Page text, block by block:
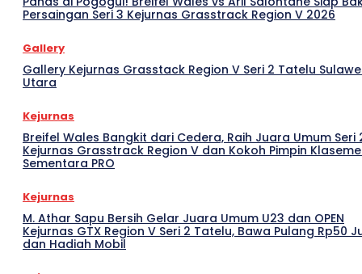
Persaingan Seri 3 Kejurnas Grasstrack Region V 2026
Gallery
Gallery Kejurnas Grasstack Region V Seri 2 Tatelu
Utara
Kejurnas
Breifel Wales Bangkit dari Cedera, Raih Juara Umum Seri
Kejurnas Grasstrack Region V dan Kokoh Pimpin
Sementara PRO
Kejurnas
M. Athar Sapu Bersih Gelar Juara Umum U23 dan OPEN
Kejurnas GTX Region V Seri 2 Tatelu, Bawa Pulang Rp50
dan Hadiah Mobil